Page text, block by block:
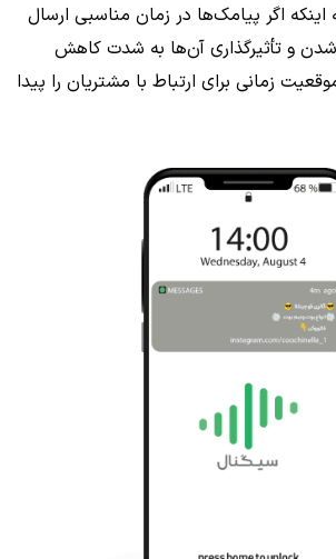
اینکه اگر پیامک‌ها در زمان مناسبی ارسال
و تأثیرگذاری آن‌ها به شدت کاهش
زمانی برای ارتباط با مشتریان را پیدا